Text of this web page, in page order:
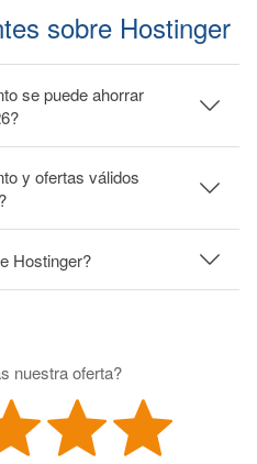
sobre Hostinger
se puede ahorrar
y ofertas válidos
Hostinger?
nuestra oferta?